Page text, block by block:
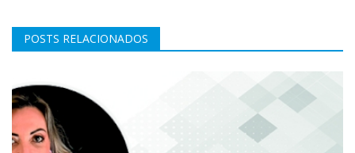
POSTS RELACIONADOS